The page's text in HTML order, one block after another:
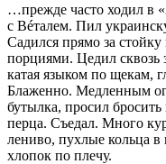
…прежде часто ходил в
с Вéталем. Пил
Садился прямо за
порциями. Цедил сквозь
катая языком по щекам,
Блаженно. Медленным
бутылка, просил
перца. Съедал. Много
лениво, пухлые кольца в
хлопок по плечу.